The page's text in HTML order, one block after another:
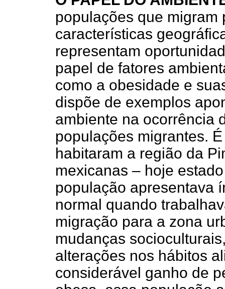
populações que migram
características
representam
papel de fatores
como a obesidade e
dispõe de exemplos
ambiente na ocorrência
populações migrantes.
habitaram a região da
mexicanas – hoje
população apresentava
normal quando
migração para a zona
mudanças
alterações nos hábitos
considerável ganho de